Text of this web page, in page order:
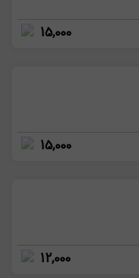
15,000
15,000
12,000